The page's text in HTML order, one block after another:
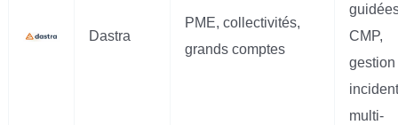
Dastra
PME, collectivités,
grands comptes
CMP,
gestion
multi-